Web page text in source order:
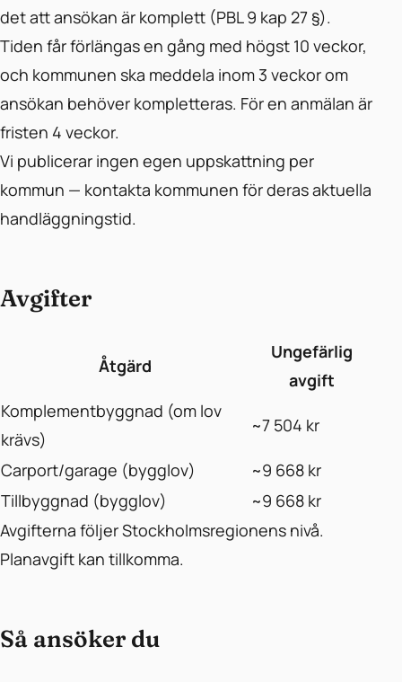
det att ansökan är komplett (PBL 9 kap 27 §).
Tiden får förlängas en gång med högst 10 veckor,
och kommunen ska meddela inom 3 veckor om
ansökan behöver kompletteras. För en anmälan är
fristen 4 veckor.
Vi publicerar ingen egen uppskattning per
kommun — kontakta kommunen för deras aktuella
handläggningstid.
Avgifter
Åtgärd
Ungefärlig
avgift
Komplementbyggnad (om lov
krävs)
~7 504 kr
Carport/garage (bygglov)
~9 668 kr
Tillbyggnad (bygglov)
~9 668 kr
Avgifterna följer Stockholmsregionens nivå.
Planavgift kan tillkomma.
Så ansöker du